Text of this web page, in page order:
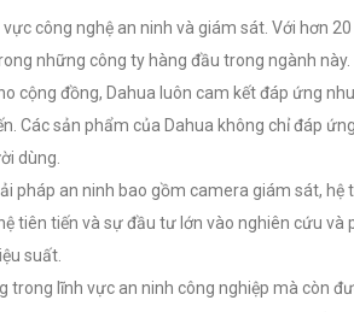
công nghệ an ninh và giám sát. Với hơn
những công ty hàng đầu trong ngành này.
cộng đồng, Dahua luôn cam kết đáp ứng
Các sản phẩm của Dahua không chỉ đáp
dùng.
pháp an ninh bao gồm camera giám sát, hệ
tiên tiến và sự đầu tư lớn vào nghiên cứu và
suất.
trong lĩnh vực an ninh công nghiệp mà còn